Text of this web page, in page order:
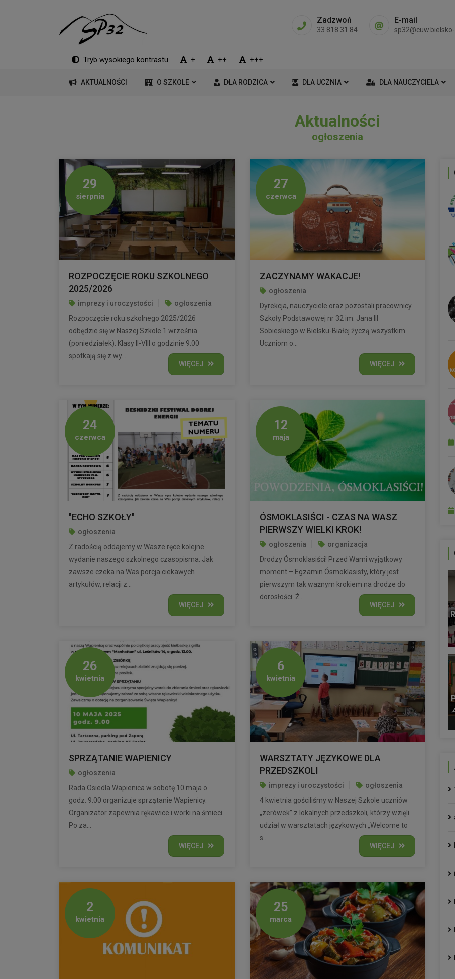
Zadzwoń
33 818 31 84
E-mail
Tryb wysokiego kontrastu + ++ +++
AKTUALNOŚCI O SZKOLE DLA RODZICA DLA UCZNIA DLA NAUCZYCIELA
Aktualności
ogłoszenia
29
sierpnia
ROZPOCZĘCIE ROKU SZKOLNEGO
2025/2026
imprezy i uroczystości
ogłoszenia
Rozpoczęcie roku szkolnego 2025/2026
odbędzie się w Naszej Szkole 1 września
(poniedziałek). Klasy II-VIII o godzinie 9.00
spotkają się z wy...
WIĘCEJ
27
czerwca
ZACZYNAMY WAKACJE!
ogłoszenia
Dyrekcja, nauczyciele oraz pozostali pracownicy
Szkoły Podstawowej nr 32 im. Jana III
Sobieskiego w Bielsku-Białej życzą wszystkim
Uczniom o...
WIĘCEJ
24
czerwca
"ECHO SZKOŁY"
ogłoszenia
Z radością oddajemy w Wasze ręce kolejne
wydanie naszego szkolnego czasopisma. Jak
zawsze czeka na Was porcja ciekawych
artykułów, relacji z...
WIĘCEJ
12
maja
ÓSMOKLASIŚCI - CZAS NA WASZ
PIERWSZY WIELKI KROK!
ogłoszenia
organizacja
Drodzy Ósmoklasiści! Przed Wami wyjątkowy
moment – Egzamin Ósmoklasisty, który jest
pierwszym tak ważnym krokiem na drodze do
dorosłości. Ż...
WIĘCEJ
26
kwietnia
SPRZĄTANIE WAPIENICY
ogłoszenia
Rada Osiedla Wapienica w sobotę 10 maja o
godz. 9:00 organizuje sprzątanie Wapienicy.
Organizator zapewnia rękawice i worki na śmieci.
Po za...
WIĘCEJ
6
kwietnia
WARSZTATY JĘZYKOWE DLA
PRZEDSZKOLI
imprezy i uroczystości
ogłoszenia
4 kwietnia gościliśmy w Naszej Szkole uczniów
„zerówek” z lokalnych przedszkoli, którzy wzięli
udział w warsztatach językowych „Welcome to
s...
WIĘCEJ
2
kwietnia
25
marca